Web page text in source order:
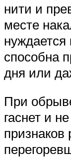
нити и
месте
нуждается
способна
дня или
При
гаснет и